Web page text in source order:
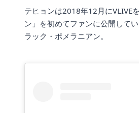
テヒョンは2018年12月にVLIVE
ン」を初めてファンに公開して
ラック・ポメラニアン。